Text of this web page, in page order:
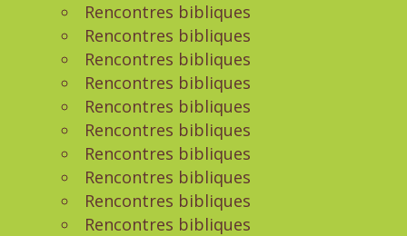
Rencontres bibliques
Rencontres bibliques
Rencontres bibliques
Rencontres bibliques
Rencontres bibliques
Rencontres bibliques
Rencontres bibliques
Rencontres bibliques
Rencontres bibliques
Rencontres bibliques